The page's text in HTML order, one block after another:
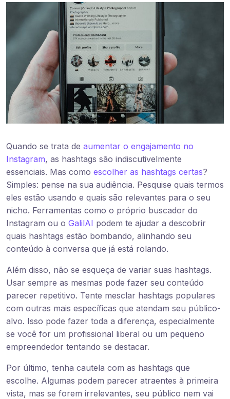
Quando se trata de aumentar o engajamento no
Instagram, as hashtags são indiscutivelmente
essenciais. Mas como escolher as hashtags certas?
Simples: pense na sua audiência. Pesquise quais termos
eles estão usando e quais são relevantes para o seu
nicho. Ferramentas como o próprio buscador do
Instagram ou o GalilAI podem te ajudar a descobrir
quais hashtags estão bombando, alinhando seu
conteúdo à conversa que já está rolando.
Além disso, não se esqueça de variar suas hashtags.
Usar sempre as mesmas pode fazer seu conteúdo
parecer repetitivo. Tente mesclar hashtags populares
com outras mais específicas que atendam seu público-
alvo. Isso pode fazer toda a diferença, especialmente
se você for um profissional liberal ou um pequeno
empreendedor tentando se destacar.
Por último, tenha cautela com as hashtags que
escolhe. Algumas podem parecer atraentes à primeira
vista, mas se forem irrelevantes, seu público nem vai